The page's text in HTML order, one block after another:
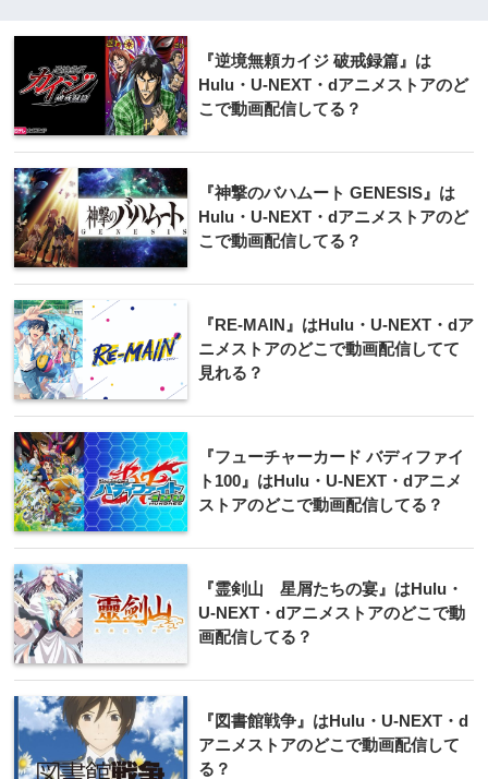
『逆境無頼カイジ 破戒録篇』は
Hulu・U-NEXT・dアニメストアのど
こで動画配信してる？
『神撃のバハムート GENESIS』は
Hulu・U-NEXT・dアニメストアのど
こで動画配信してる？
『RE-MAIN』はHulu・U-NEXT・dア
ニメストアのどこで動画配信してて
見れる？
『フューチャーカード バディファイ
ト100』はHulu・U-NEXT・dアニメ
ストアのどこで動画配信してる？
『霊剣山 星屑たちの宴』はHulu・
U-NEXT・dアニメストアのどこで動
画配信してる？
『図書館戦争』はHulu・U-NEXT・d
アニメストアのどこで動画配信して
る？